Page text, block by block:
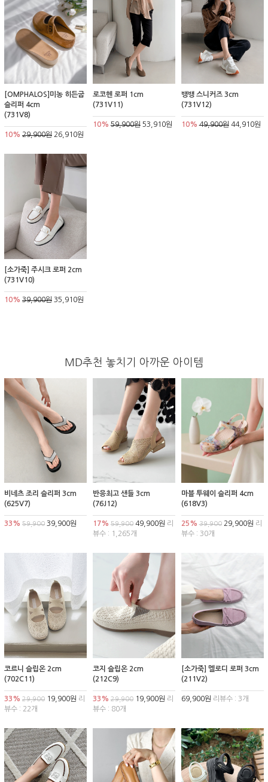
[OMPHALOS]미농 히든굽
슬리퍼 4cm
(731V8)
10% 29,900원 26,910원
로코헨 로퍼 1cm
(731V11)
10% 59,900원53,910원
뱅뱅 스니커즈 3cm
(731V12)
10% 49,900원44,910원
[소가죽] 주시크 로퍼 2cm
(731V10)
10% 39,900원 35,910원
MD추천 놓치기 아까운 아이템
비네츠 조리 슬리퍼 3cm
(625V7)
33% 59,900 39,900원
반응최고 샌들 3cm
(76J12)
17% 59,90049,900원 리
뷰수 : 1,265개
마블 투웨이 슬리퍼 4cm
(618V3)
25% 39,90029,900원 리
뷰수 : 30개
코르니 슬립온 2cm
(702C11)
33% 29,900 19,900원 리
뷰수 : 22개
코지 슬립온 2cm
(212C9)
33% 29,90019,900원 리
뷰수 : 80개
[소가죽] 멜로디 로퍼 3cm
(211V2)
69,900원 리뷰수 : 3개